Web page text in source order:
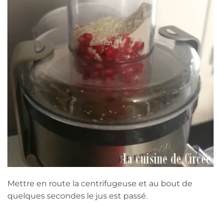
Mettre en route la centrifugeuse et au bout de
quelques secondes le jus est passé.